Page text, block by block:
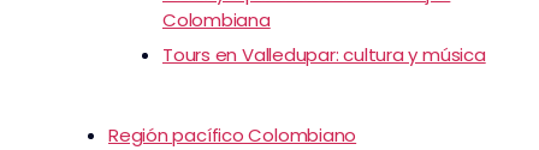
Colombiana
Tours en Valledupar: cultura y música
Región pacífico Colombiano